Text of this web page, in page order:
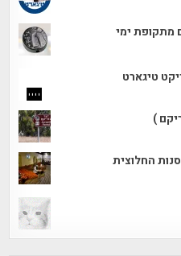
מתקופת ימי
טיגארט
)
החלוצית